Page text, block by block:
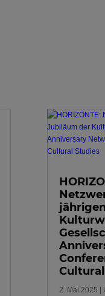
2. Mai 2025 |